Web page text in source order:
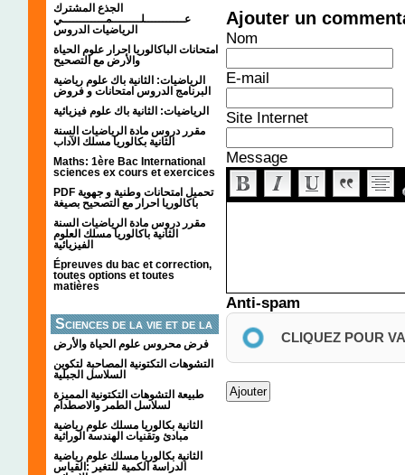
الجذع المشترك
عـــــــــــلــــــــمــــــــــــي
الرياضيات الدروس
امتحانات الباكالوريا احرار علوم الحياة
والأرض مع التصحيح
الرياضيات: الثانية باك علوم رياضية
البرنامج الدروس امتحانات و فروض
الرياضيات: الثانية باك علوم فيزيائية
مقرر دروس مادة الرياضيات السنة
الثانية بكالوريا مسلك الآداب
Maths: 1ère Bac International
sciences ex cours et exercices
PDF تحميل امتحانات وطنية و جهوية
باكالوريا احرار مع التصحيح بصيغة
مقرر دروس مادة الرياضيات السنة
الثانية باكالوريا مسلك العلوم
الفيزيائية
Épreuves du bac et correction,
toutes options et toutes
matières
Sciences de la vie et de la
terre
فرض محروس علوم الحياة والأرض
التشوهات التكتونیة المصاحبة لتكوین
السلاسل الجبلیة
طبيعة التشوهات التكتونية المميزة
لسلاسل الطمر والاصطدام
الثانية بكالوريا مسلك علوم رياضية
مبادئ وتقنيات الهندسة الوراثية
الثانية بكالوريا مسلك علوم رياضية
الدراسة الكمية للتغير :القياس
Ajouter un
Nom
E-mail
Site Internet
Message
Anti-spam
CLIQUEZ POUR